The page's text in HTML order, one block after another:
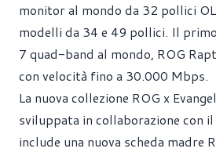
monitor al mondo da 32 pollici
modelli da 34 e 49 pollici. Il
7 quad-band al mondo, ROG
con velocità fino a 30.000 Mbps.
La nuova collezione ROG x
sviluppata in collaborazione con
include una nuova scheda madre